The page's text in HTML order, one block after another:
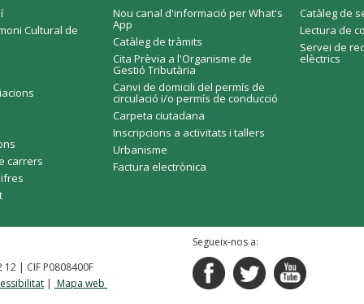
Cultural de
carrers
Nou canal d'informació per What's
App
Catàleg de tràmits
Cita Prèvia a l'Organisme de
Gestió Tributària
Canvi de domicili del permís de
circulació i/o permís de conducció
Carpeta ciutadana
Inscripcions a activitats i tallers
Urbanisme
Factura electrònica
Catàleg de
Lectura de
Servei de
elèctrics
| CIF P0808400F
| Mapa web
Segueix-nos a: